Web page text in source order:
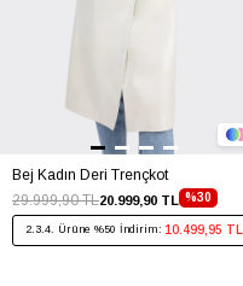
Bej Kadın Deri Trençkot
%30
20.999,90 TL
29.999,90 TL
2.3.4. Ürüne %50 İndirim: 10.499,95 TL